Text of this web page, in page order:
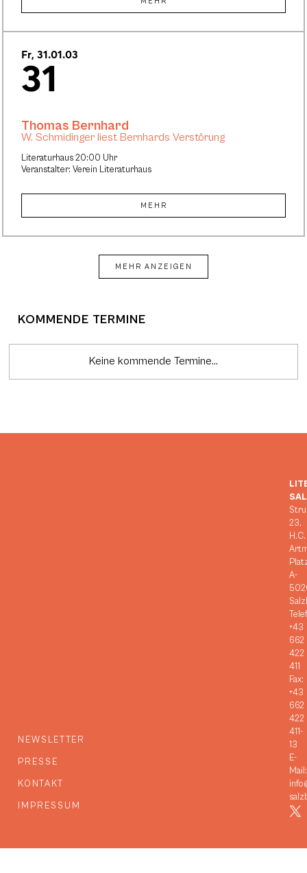
Fr, 31.01.03
31
Literaturhaus 20:00 Uhr
Veranstalter: Verein Literaturhaus
Thomas Bernhard
W. Schmidinger liest Bernhards Verstörung
MEHR
MEHR ANZEIGEN
KOMMENDE TERMINE
Keine kommende Termine...
NEWSLETTER
PRESSE
KONTAKT
IMPRESSUM
23,
H.C.
A-
+43
662
422
411
Fax:
+43
662
422
411-
13
E-
Mail: